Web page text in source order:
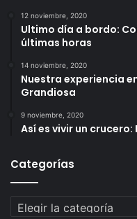
12 noviembre, 2020
Ultimo día a bordo:
últimas horas
14 noviembre, 2020
Nuestra experiencia
Grandiosa
9 noviembre, 2020
Así es vivir un
Categorías
Categorías